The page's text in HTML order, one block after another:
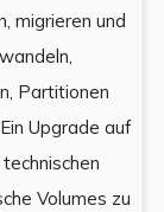
migrieren und
Partitionen
Upgrade auf
Volumes zu